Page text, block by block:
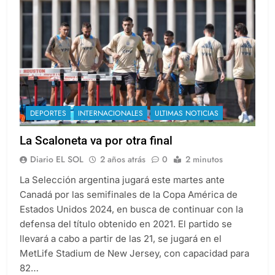
DEPORTES INTERNACIONALES ULTIMAS NOTICIAS
La Scaloneta va por otra final
Diario EL SOL 2 años atrás 0 2 minutos
La Selección argentina jugará este martes ante
Canadá por las semifinales de la Copa América de
Estados Unidos 2024, en busca de continuar con la
defensa del título obtenido en 2021. El partido se
llevará a cabo a partir de las 21, se jugará en el
MetLife Stadium de New Jersey, con capacidad para
82…